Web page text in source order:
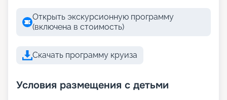
Открыть экскурсионную программу
(включена в стоимость)
Скачать программу круиза
Условия размещения с детьми